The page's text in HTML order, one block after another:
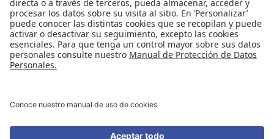
Entretenimiento
Compra de libros y material audiovisual